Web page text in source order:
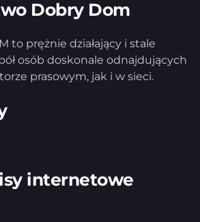
Dobry Dom
to prężnie działający i stale
osób doskonale odnajdujących
prasowym, jak i w sieci.
internetowe